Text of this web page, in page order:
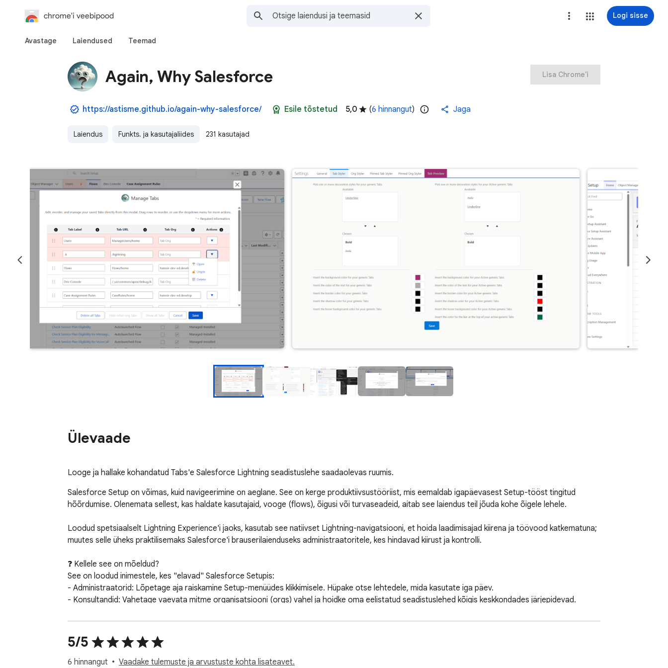
chrome'i veebipood Logi sisse
Avastage Laiendused Teemad
Again, Why Salesforce
https://astisme.github.io/again-why-salesforce/ Esile tõstetud 5,0 (6 hinnangut) Jaga
Laiendus Funkts. ja kasutajaliides 231 kasutajad
Lisa Chrome'i
Ülevaade
Looge ja hallake kohandatud Tabs'e Salesforce Lightning seadistuslehe saadaolevas ruumis.
Salesforce Setup on võimas, kuid navigeerimine on aeglane. See on kerge produktiivsustööriist, mis eemaldab igapäevasest Setup-tööst tingitud
hõõrdumise. Olenemata sellest, kas haldate kasutajaid, vooge (flows), õigusi või turvaseadeid, aitab see laiendus teil jõuda kohe õigele lehele.
Loodud spetsiaalselt Lightning Experience'i jaoks, kasutab see natiivset Lightning-navigatsiooni, et hoida laadimisajad kiirena ja töövood katkematuna;
muutes selle üheks praktilisemaks Salesforce'i brauserilaienduseks administraatoritele, kes hindavad kiirust ja kontrolli.
❓ Kellele see on mõeldud?
See on loodud inimestele, kes "elavad" Salesforce Setupis:
- Administraatorid: Lõpetage aja raiskamine Setup-menüüdes klikkimisele. Hüpake otse lehtedele, mida kasutate iga päev.
- Konsultandid: Vahetage vaevata mitme organisatsiooni (orgs) vahel ja hoidke oma eelistatud seadistuslehed kõigis keskkondades järjepidevad.
tootmisorganisatsioonides.
- Edasijõudnud kasutajad: Kui teate, kuhu soovite Setupis minna, viib see tööriist teid sinna kiiremini.
❓ Miks see on erinev?
5/5
6 hinnangut Vaadake tulemuste ja arvustuste kohta lisateavet.